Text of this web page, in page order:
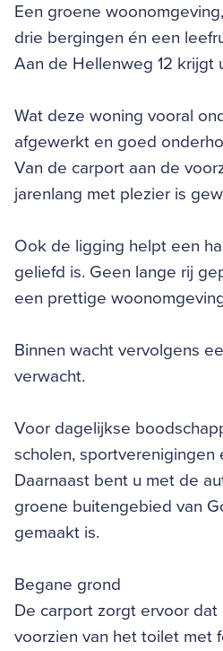
Een groene
drie bergingen én een
Aan de Hellenweg 12 krijgt
Wat deze woning vooral
afgewerkt en goed
Van de carport aan de
jarenlang met plezier is
Ook de ligging helpt een
geliefd is. Geen lange rij
een prettige
Binnen wacht vervolgens
verwacht.
Voor dagelijkse
scholen,
Daarnaast bent u met de
groene buitengebied van
gemaakt is.
Begane grond
De carport zorgt ervoor
voorzien van het toilet met